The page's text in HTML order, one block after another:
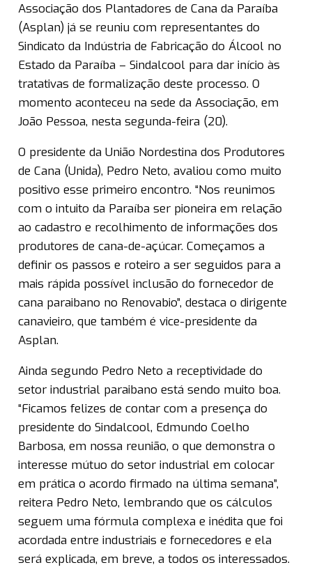
Associação dos Plantadores de Cana da Paraíba
(Asplan) já se reuniu com representantes do
Sindicato da Indústria de Fabricação do Álcool no
Estado da Paraíba – Sindalcool para dar início às
tratativas de formalização deste processo. O
momento aconteceu na sede da Associação, em
João Pessoa, nesta segunda-feira (20).
O presidente da União Nordestina dos Produtores
de Cana (Unida), Pedro Neto, avaliou como muito
positivo esse primeiro encontro. “Nos reunimos
com o intuito da Paraíba ser pioneira em relação
ao cadastro e recolhimento de informações dos
produtores de cana-de-açúcar. Começamos a
definir os passos e roteiro a ser seguidos para a
mais rápida possível inclusão do fornecedor de
cana paraibano no Renovabio”, destaca o dirigente
canavieiro, que também é vice-presidente da
Asplan.
Ainda segundo Pedro Neto a receptividade do
setor industrial paraibano está sendo muito boa.
“Ficamos felizes de contar com a presença do
presidente do Sindalcool, Edmundo Coelho
Barbosa, em nossa reunião, o que demonstra o
interesse mútuo do setor industrial em colocar
em prática o acordo firmado na última semana”,
reitera Pedro Neto, lembrando que os cálculos
seguem uma fórmula complexa e inédita que foi
acordada entre industriais e fornecedores e ela
será explicada, em breve, a todos os interessados.